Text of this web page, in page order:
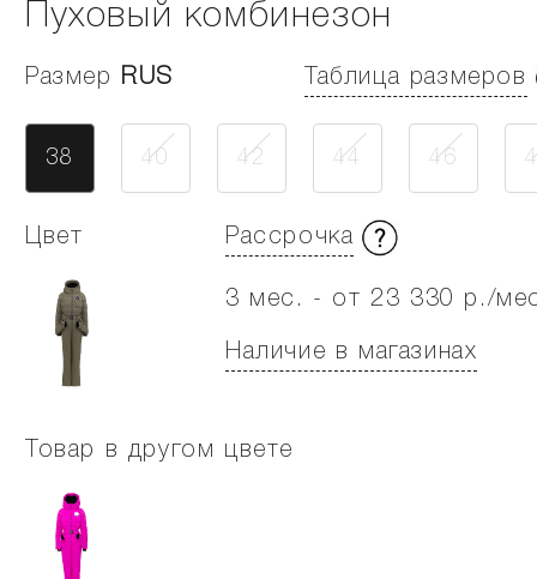
Пуховый комбинезон
Размер RUS Таблица размеров
38 40 42 44 46
Цвет Рассрочка
3 мес. - от 23 330 р./
Наличие в магазинах
Товар в другом цвете